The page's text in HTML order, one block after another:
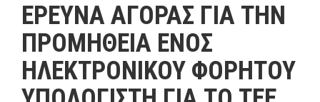
ΕΡΕΥΝΑ ΑΓΟΡΑΣ ΓΙΑ ΤΗΝ
ΠΡΟΜΗΘΕΙΑ ΕΝΟΣ
ΗΛΕΚΤΡΟΝΙΚΟΥ ΦΟΡΗΤΟΥ